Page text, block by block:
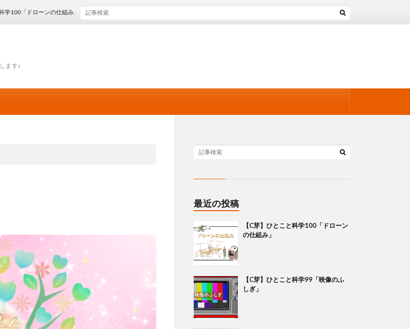
ます♪
ドローンの仕組み」
最近の投稿
【C芽】ひとこと科学100「ドローン
の仕組み」
【C芽】ひとこと科学99「映像のふ
しぎ」